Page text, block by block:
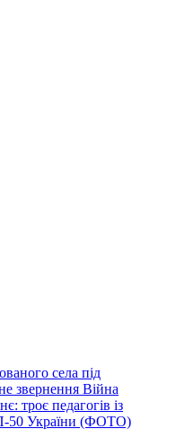
села під
звернення Війна
троє педагогів із
50 України (ФОТО)